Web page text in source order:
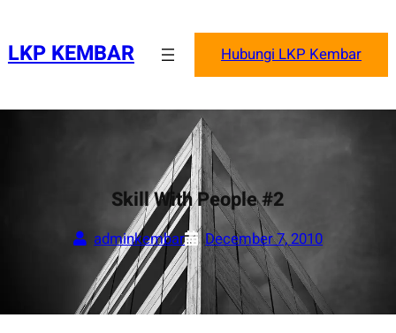
content
LKP KEMBAR Hubungi LKP Kembar
Skill With People #2
adminkembar December 7, 2010